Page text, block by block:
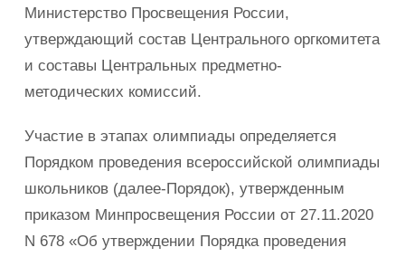
Министерство Просвещения России,
утверждающий состав Центрального оргкомитета
и составы Центральных предметно-
методических комиссий.
Участие в этапах олимпиады определяется
Порядком проведения всероссийской олимпиады
школьников (далее-Порядок), утвержденным
приказом Минпросвещения России от 27.11.2020
N 678 «Об утверждении Порядка проведения